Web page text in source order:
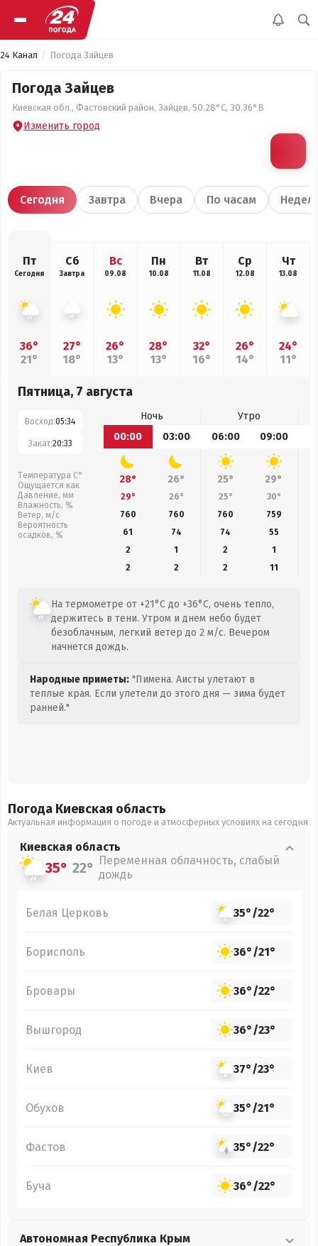
24 Канал Погода Зайцев
Погода Зайцев
Киевская обл., Фастовский район, Зайцев, 50.28°С, 30.36°В
Изменить город
Сегодня Завтра Вчера По часам
Пт
Сегодня
36°
21°
Сб
Завтра
27°
18°
Вс
09.08
26°
13°
Пн
10.08
28°
13°
Вт
11.08
32°
16°
Ср
12.08
26°
14°
Чт
13.08
24°
11°
Пятница, 7 августа
Восход:05:34
Закат:20:33
Температура С°
Ощущается как
Давление, мм
Влажность, %
Ветер, м/с
Вероятность
осадков, %
Ночь
Утро
00:00
03:00 06:00 09:00
28° 26° 25° 29°
29° 26° 25° 30°
760
760 760 759
61
74 74 55
2
1 2
1
2
2 2 11
На термометре от +21°C до +36°C, очень тепло,
держитесь в тени. Утром и днем небо будет
безоблачным, легкий ветер до 2 м/с. Вечером
начнется дождь.
Народные приметы: "Пимена. Аисты улетают в
теплые края. Если улетели до этого дня — зима будет
ранней."
Погода Киевская область
Актуальная информация о погоде и атмосферных условиях на сегодня
Киевская область
35° 22° Переменная облачность, слабый
дождь
Белая Церковь 35°/22°
Борисполь 36°/21°
Бровары 36°/22°
Вышгород 36°/23°
Киев 37°/23°
Обухов 35°/21°
Фастов 35°/22°
Буча 36°/22°
Автономная Республика Крым